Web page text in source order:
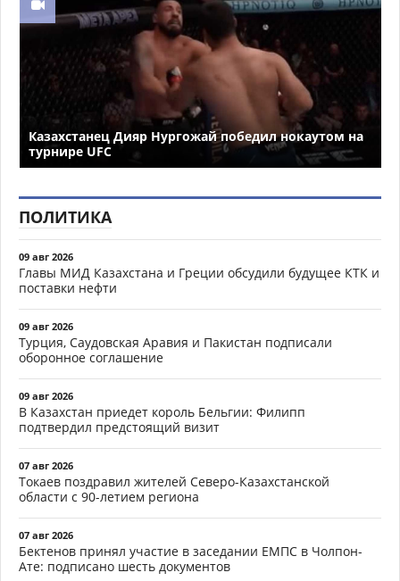
Казахстанец Дияр Нургожай победил нокаутом на
турнире UFC
ПОЛИТИКА
09 авг 2026
Главы МИД Казахстана и Греции обсудили будущее КТК и
поставки нефти
09 авг 2026
Турция, Саудовская Аравия и Пакистан подписали
оборонное соглашение
09 авг 2026
В Казахстан приедет король Бельгии: Филипп
подтвердил предстоящий визит
07 авг 2026
Токаев поздравил жителей Северо-Казахстанской
области с 90-летием региона
07 авг 2026
Бектенов принял участие в заседании ЕМПС в Чолпон-
Ате: подписано шесть документов